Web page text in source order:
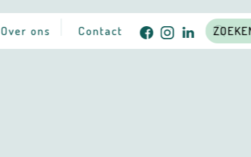
Over ons Contact